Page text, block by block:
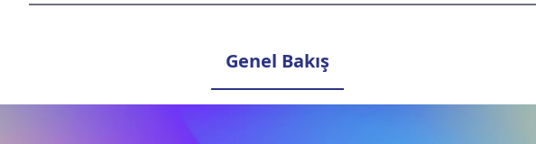
Genel Bakış